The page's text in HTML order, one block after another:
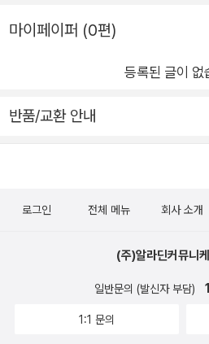
읽은 책인데 어쩜 내가 보지 못한 부
는지, 재미있게는 읽었는데 아이들
책을 얼마나 지혜롭게 풀어내는지
확히 말하면 아이들에게 책을 건네
이외에 내 안에 있던 아이도 만나게
받았던 때, 서툰 감정과 행동으로 주
다. 읽다보면 눈물도 났다가 빵 터지
리기도 합니다. 그래서 교사나 자녀
요.충분히 유려한 문체이나 넘치지
읽은초등학생이 좋아하는 동화책
쳐지는 장부터 봐도 괜찮은 책😆두
마이페이퍼 (0편)
등록된 글이 없
반품/교환 안내
로그인 전체 메뉴 회사 소개
(주)알라딘커뮤니
일반문의 (발신자 부담)
1:1 문의